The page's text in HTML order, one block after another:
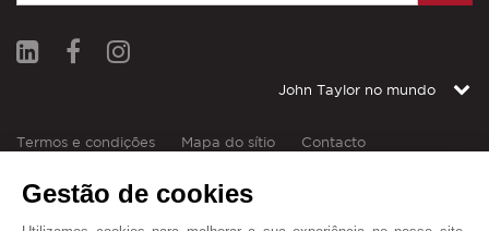
John Taylor no mundo
Termos e condições Mapa do sítio Contacto
Gestão de cookies